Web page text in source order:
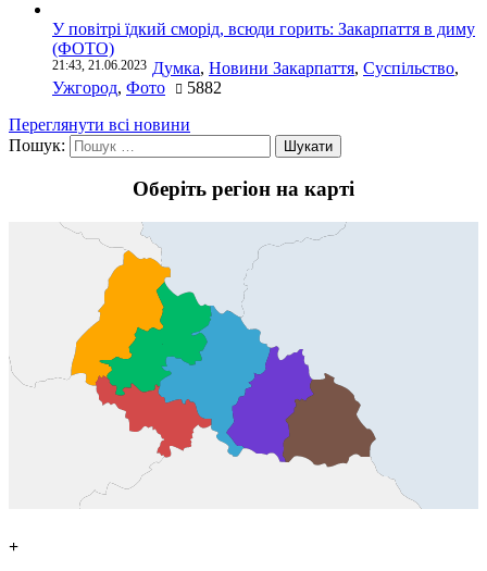
У повітрі їдкий сморід, всюди горить: Закарпаття в диму
(ФОТО)
21:43, 21.06.2023 Думка, Новини Закарпаття, Суспільство,
Ужгород, Фото
5882
Переглянути всі новини
Пошук:
Оберіть регіон на карті
+